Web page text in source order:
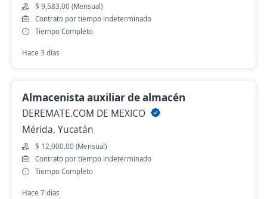
$ 9,583.00 (Mensual)
Contrato por tiempo indeterminado
Tiempo Completo
Hace 3 días
Almacenista auxiliar de almacén
DEREMATE.COM DE MEXICO
Mérida, Yucatán
$ 12,000.00 (Mensual)
Contrato por tiempo indeterminado
Tiempo Completo
Hace 7 días